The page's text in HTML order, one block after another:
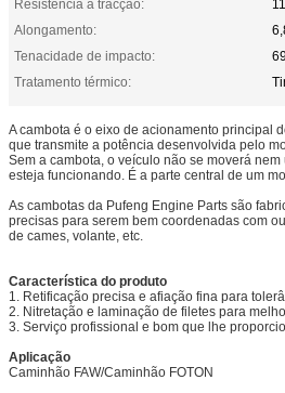
Resistência à tracção:
Alongamento:
Tenacidade de impacto:
Tratamento térmico:
A cambota é o eixo de acionamento principal
que transmite a potência desenvolvida pelo
Sem a cambota, o veículo não se moverá
esteja funcionando. É a parte central de um
As cambotas da Pufeng Engine Parts são
precisas para serem bem coordenadas com
de cames, volante, etc.
Característica do produto
1. Retificação precisa e afiação fina para
2. Nitretação e laminação de filetes para
3. Serviço profissional e bom que lhe
Aplicação
Caminhão FAW/Caminhão FOTON